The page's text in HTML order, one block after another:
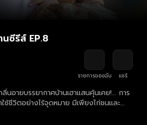
ซีรีส์ EP.8
รายการของฉัน
แชร์
อายบรรยากาศบ้านเฮาแสนคุ้นเคย!... การ
ช้ชีวิตอย่างไร้จุดหมาย มีเพียงไก่ชนและ
ะวันผ่านไปอย่างง่ายดายขอแค่มีเหล้า ผอง